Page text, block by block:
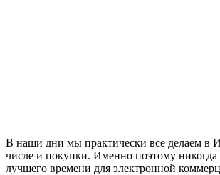
В наши дни мы практически все делаем в
числе и покупки. Именно поэтому
лучшего времени для электронной